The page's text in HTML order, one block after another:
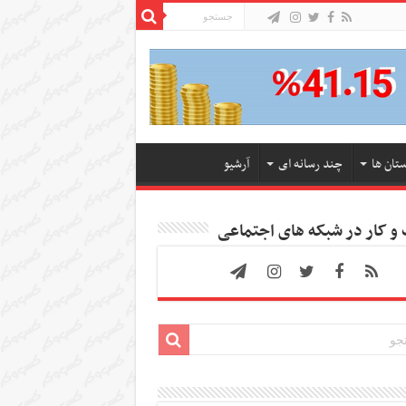
ها چند رسانه ای آرشیو
کار در شبکه های اجتماعی